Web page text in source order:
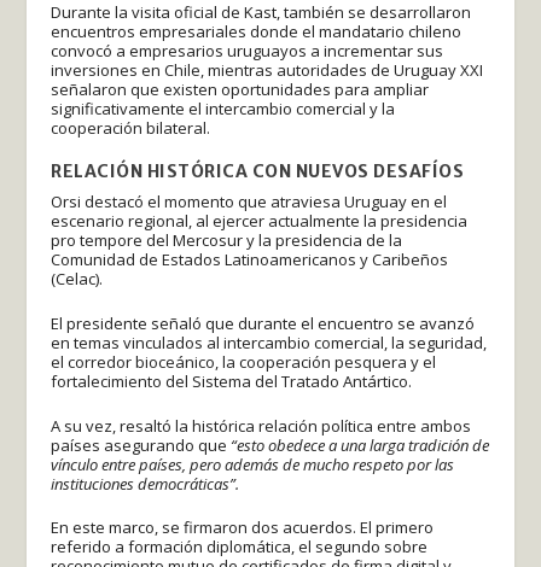
Durante la visita oficial de Kast, también se desarrollaron
encuentros empresariales donde el mandatario chileno
convocó a empresarios uruguayos a incrementar sus
inversiones en Chile, mientras autoridades de Uruguay XXI
señalaron que existen oportunidades para ampliar
significativamente el intercambio comercial y la
cooperación bilateral.
RELACIÓN HISTÓRICA CON NUEVOS DESAFÍOS
Orsi destacó el momento que atraviesa Uruguay en el
escenario regional, al ejercer actualmente la presidencia
pro tempore del Mercosur y la presidencia de la
Comunidad de Estados Latinoamericanos y Caribeños
(Celac).
El presidente señaló que durante el encuentro se avanzó
en temas vinculados al intercambio comercial, la seguridad,
el corredor bioceánico, la cooperación pesquera y el
fortalecimiento del Sistema del Tratado Antártico.
A su vez, resaltó la histórica relación política entre ambos
países asegurando que “esto obedece a una larga tradición de
vínculo entre países, pero además de mucho respeto por las
instituciones democráticas”.
En este marco, se firmaron dos acuerdos. El primero
referido a formación diplomática, el segundo sobre